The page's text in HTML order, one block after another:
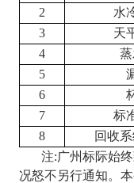
2
水
3
天
4
5
6
7
标
8
回收
注:广州标际始
况怒不另行通知。